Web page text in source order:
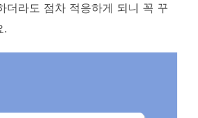
더라도 점차 적응하게 되니 꼭 꾸
.